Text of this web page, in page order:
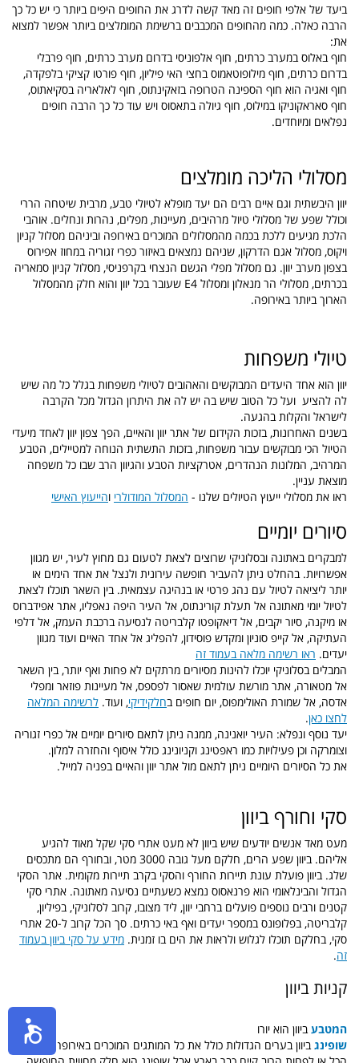
ביעד של אלפי חופים זה מאד קשה לדרג את החופים היפים ביותר כי יש כל כך
הרבה כאלה. כמה מהחופים המכבבים ברשימת המומלצים ביותר אפשר למצוא
את:
חוף באלוס במערב כרתים, חוף אלפוניסי בדרום מערב כרתים, חוף פרבלי
בדרום כרתים, חוף מילופוטאמוס בחצי האי פיליון, חוף פורטו קציקי בלפקדה,
חוף ואגיה הוא חוף הספינה הטרופה בזאקינתוס, חוף לאלאריה בסקיאתוס,
חוף סאראקוניקו במילוס, חוף גיולה בתאסוס ויש עוד כל כך הרבה חופים
נפלאים ומיוחדים.
מסלולי הליכה מומלצים
יוון היבשתית וגם איים רבים הם יעד מופלא לטיולי טבע, מרבית שיטחה הררי
וכולל שפע של מסלולי טיול מרהיבים, מעיינות, מפלים, נהרות ונחלים. אוהבי
הלכת מגיעים ללכת בכמה מהמסלולים המוכרים באירופה וביניהם מסלול קניון
ויקוס, מסלול אגם הדרקון, שניהם נמצאים באיזור כפרי זגוריה במחוז אפירוס
בצפון מערב יוון. גם מסלול מפלי הגשם הנצחי בקרפניסי, מסלול קניון סמאריה
בכרתים, מסלולי הר מנאלון ומסלול E4 שעובר בכל יוון והוא חלק מהמסלול
הארוך ביותר באירופה.
טיולי משפחות
יוון הוא אחד היעדים המבוקשים והאהובים לטיולי משפחות בגלל כל מה שיש
לה להציע ועל כל הטוב שיש בה יש לה את היתרון הגדול מכל הקרבה
לישראל והקלות בהגעה.
בשנים האחרונות, בזכות הקידום של אתר יוון והאיים, הפך צפון יוון לאחד מיעדי
הטיול הכי מבוקשים עבור משפחות, בזכות התשתית הנוחה למטיילים, הטבע
המרהיב, המלונות הנהדרים, אטרקציות הטבע והגיוון הרב שבו כל משפחה
מוצאת עניין.
ראו את מסלולי ייעוץ הטיולים שלנו - המסלול המודולרי והייעוץ האישי
סיורים יומיים
למבקרים באתונה ובסלוניקי שרוצים לצאת לטעום גם מחוץ לעיר, יש מגוון
אפשרויות. בהחלט ניתן להעביר חופשה עירונית ולנצל את אחד הימים או
יותר ליציאה לטיול עם נהג פרטי או בנהיגה עצמאית. בין השאר תוכלו לצאת
לטיול יומי מאתונה אל תעלת קורינתוס, אל העיר היפה נאפליו, אתר אפידברוס
או מיקנה, סיור יקבים, אל דיאקופטו קלבריטה לנסיעה ברכבת העמק, אל דלפי
העתיקה, אל קייפ סוניון ומקדש פוסידון, להפליג אל אחד האיים ועוד מגוון
יעדים. ראו רשימה מלאה בעמוד זה
המבלים בסלוניקי יוכלו להינות מסיורים מרתקים לא פחות ואף יותר, בין השאר
אל מטאורה, אתר מורשת עולמית שאסור לפספס, אל מעיינות פוזאר ומפלי
אדסה, אל שמורת האולימפוס, יום חופים בחלקידיקי, ועוד. לרשימה המלאה
לחצו כאן.
יעד נוסף ונפלא: העיר יואנינה, ממנה ניתן לתאם סיורים יומיים אל כפרי זגוריה
וצומרקה וכן פעילויות כמו ראפטינג וקניונינג כולל איסוף והחזרה למלון.
את כל הסיורים היומיים ניתן לתאם מול אתר יוון והאיים בפניה למייל.
סקי וחורף ביוון
מעט מאד אנשים יודעים שיש ביוון לא מעט אתרי סקי שקל מאוד להגיע
אליהם. ביוון שפע הרים, חלקם מעל גובה 3000 מטר, ובחורף הם מתכסים
שלג. ביוון פועלת עונת תיירות החורף והסקי בקרב תיירות מקומית. אתר הסקי
הגדול והבינלאומי הוא פרנאסוס נמצא כשעתיים נסיעה מאתונה. אתרי סקי
קטנים ורבים נוספים פועלים ברחבי יוון, ליד מצובו, קרוב לסלוניקי, בפיליון,
קלבריטה, בפלופונס במספר יעדים ואף באי כרתים. סך הכל קרוב ל-20 אתרי
סקי, בחלקם תוכלו לגלוש ולראות את הים בו זמנית. מידע על סקי ביוון בעמוד
זה.
קניות ביוון
המטבע ביוון הוא יורו
שופינג ביוון בערים הגדולות כולל את כל המותגים המוכרים באירופה, ולמעשה